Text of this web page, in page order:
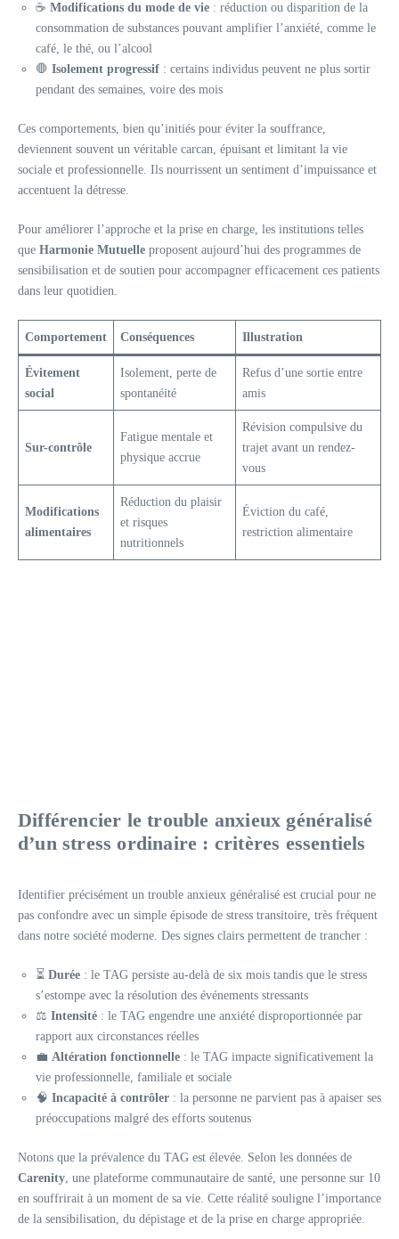
☕ Modifications du mode de vie : réduction ou disparition de la
consommation de substances pouvant amplifier l’anxiété, comme le
café, le thé, ou l’alcool
🛑 Isolement progressif : certains individus peuvent ne plus sortir
pendant des semaines, voire des mois
Ces comportements, bien qu’initiés pour éviter la souffrance,
deviennent souvent un véritable carcan, épuisant et limitant la vie
sociale et professionnelle. Ils nourrissent un sentiment d’impuissance et
accentuent la détresse.
Pour améliorer l’approche et la prise en charge, les institutions telles
que Harmonie Mutuelle proposent aujourd’hui des programmes de
sensibilisation et de soutien pour accompagner efficacement ces patients
dans leur quotidien.
Comportement Conséquences Illustration
Évitement
social
Isolement, perte de
spontanéité
Refus d’une sortie entre
amis
Sur-contrôle
Fatigue mentale et
physique accrue
Révision compulsive du
trajet avant un rendez-
vous
Modifications
alimentaires
Réduction du plaisir
et risques
nutritionnels
Éviction du café,
restriction alimentaire
Différencier le trouble anxieux généralisé
d’un stress ordinaire : critères essentiels
Identifier précisément un trouble anxieux généralisé est crucial pour ne
pas confondre avec un simple épisode de stress transitoire, très fréquent
dans notre société moderne. Des signes clairs permettent de trancher :
⏳ Durée : le TAG persiste au-delà de six mois tandis que le stress
s’estompe avec la résolution des événements stressants
⚖️ Intensité : le TAG engendre une anxiété disproportionnée par
rapport aux circonstances réelles
💼 Altération fonctionnelle : le TAG impacte significativement la
vie professionnelle, familiale et sociale
🧠 Incapacité à contrôler : la personne ne parvient pas à apaiser ses
préoccupations malgré des efforts soutenus
Notons que la prévalence du TAG est élevée. Selon les données de
Carenity, une plateforme communautaire de santé, une personne sur 10
en souffrirait à un moment de sa vie. Cette réalité souligne l’importance
de la sensibilisation, du dépistage et de la prise en charge appropriée.